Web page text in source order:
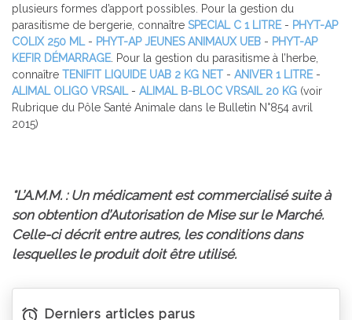
plusieurs formes d’apport possibles. Pour la gestion du
parasitisme de bergerie, connaître SPECIAL C 1 LITRE- PHYT-AP
COLIX 250 ML- PHYT-AP JEUNES ANIMAUX UEB - PHYT-AP
KEFIR DÉMARRAGE. Pour la gestion du parasitisme à l’herbe,
connaître TENIFIT LIQUIDE UAB 2 KG NET - ANIVER 1 LITRE-
ALIMAL OLIGO VRSAIL- ALIMAL B-BLOC VRSAIL 20 KG (voir
Rubrique du Pôle Santé Animale dans le Bulletin N°854 avril
2015)
*L’A.M.M. : Un médicament est commercialisé suite à
son obtention d’Autorisation de Mise sur le Marché.
Celle-ci décrit entre autres, les conditions dans
lesquelles le produit doit être utilisé.
Derniers articles parus